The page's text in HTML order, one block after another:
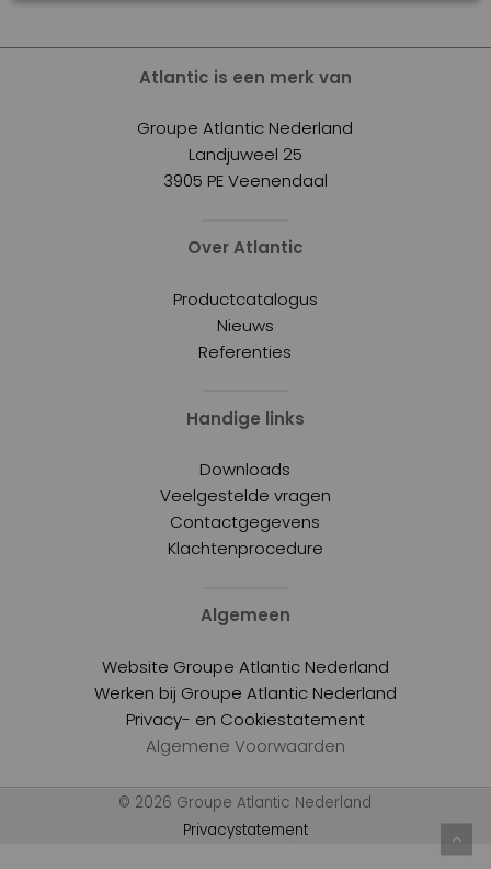
Atlantic is een merk van
Groupe Atlantic Nederland
Landjuweel 25
3905 PE Veenendaal
Over Atlantic
Productcatalogus
Nieuws
Referenties
Handige links
Downloads
Veelgestelde vragen
Contactgegevens
Klachtenprocedure
Algemeen
Website Groupe Atlantic Nederland
Werken bij Groupe Atlantic Nederland
Privacy- en Cookiestatement
Algemene Voorwaarden
© 2026 Groupe Atlantic Nederland
Privacystatement